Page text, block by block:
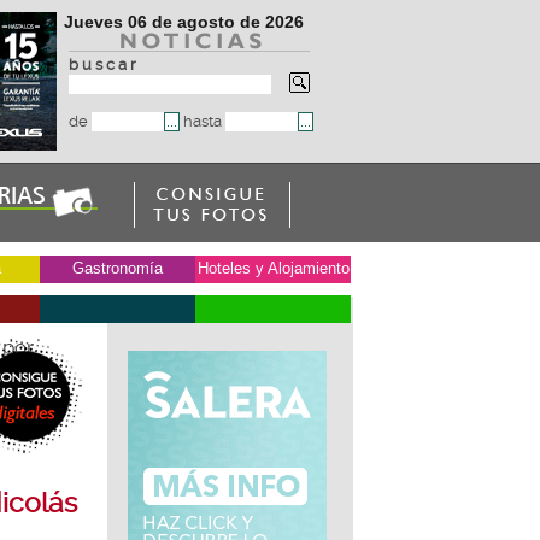
Jueves 06 de agosto de 2026
b u s c a r
de hasta
Gastronomía Hoteles y Alojamiento